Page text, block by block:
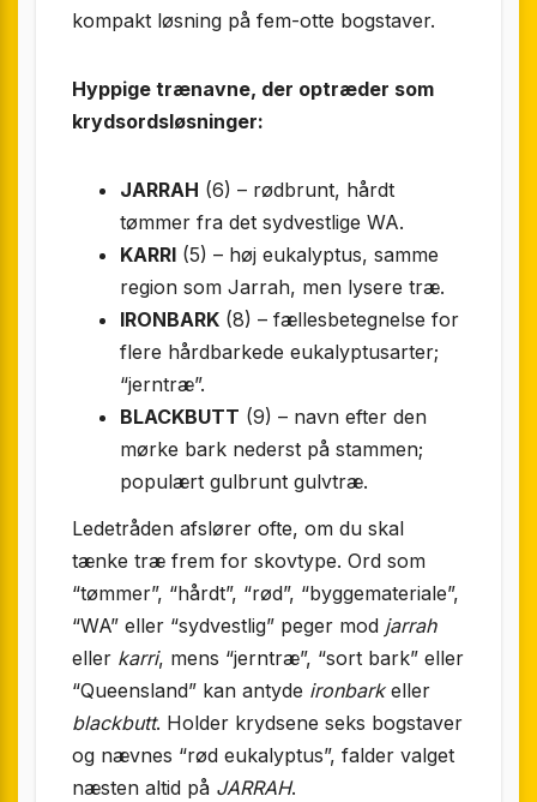
kompakt løsning på fem-otte bogstaver.
Hyppige trænavne, der optræder som
krydsordsløsninger:
JARRAH (6) – rødbrunt, hårdt
tømmer fra det sydvestlige WA.
KARRI (5) – høj eukalyptus, samme
region som Jarrah, men lysere træ.
IRONBARK (8) – fællesbetegnelse for
flere hårdbarkede eukalyptusarter;
“jerntræ”.
BLACKBUTT (9) – navn efter den
mørke bark nederst på stammen;
populært gulbrunt gulvtræ.
Ledetråden afslører ofte, om du skal
tænke træ frem for skovtype. Ord som
“tømmer”, “hårdt”, “rød”, “byggemateriale”,
“WA” eller “sydvestlig” peger mod jarrah
eller karri, mens “jerntræ”, “sort bark” eller
“Queensland” kan antyde ironbarkeller
blackbutt. Holder krydsene seks bogstaver
og nævnes “rød eukalyptus”, falder valget
næsten altid på JARRAH.